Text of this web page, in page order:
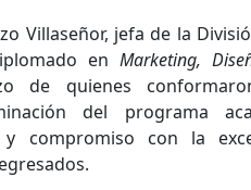
Villaseñor, jefa de la
enMarketing,
de quienes
del programa
y compromiso con la